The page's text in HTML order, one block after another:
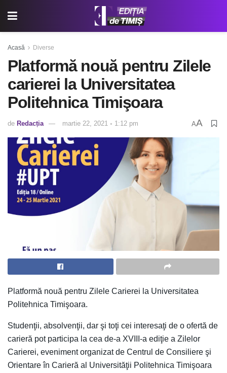
Acasă Diverse
Platformă nouă pentru Zilele
carierei la Universitatea
Politehnica Timişoara
de Redacția martie 22, 2021 ◦ 1:12 pm AA
Platformă nouă pentru Zilele Carierei la Universitatea
Politehnica Timişoara.
Studenţii, absolvenţii, dar şi toţi cei interesaţi de o ofertă de
carieră pot participa la cea de-a XVIII-a ediţie a Zilelor
Carierei, eveniment organizat de Centrul de Consiliere şi
Orientare în Carieră al Universităţii Politehnica Timişoara